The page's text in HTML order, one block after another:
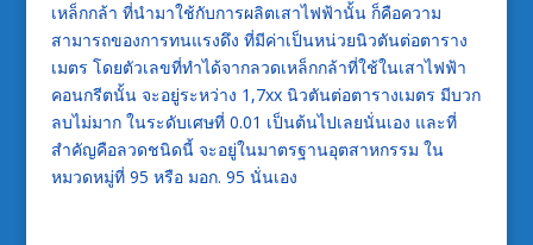
เหล็กกล้า ที่นำมาใช้กับการผลิตเสาไฟฟ้านั้น ก็คือความ
สามารถของการทนแรงดึง ที่มีค่าเป็นหน่วยนิวตันต่อตาราง
เมตร โดยตัวเลขที่ทำได้จากลวดเหล็กกล้าที่ใช้ในเสาไฟฟ้า
คอนกรีตนั้น จะอยู่ระหว่าง 1,7xx นิวตันต่อตารางเมตร มีบวก
ลบไม่มาก ในระดับเศษที่ 0.01 เป็นต้นไปเลยนั่นเอง และที่
สำคัญคือลวดชนิดนี้ จะอยู่ในมาตรฐานอุตสาหกรรม ใน
หมวดหมู่ที่ 95 หรือ มอก. 95 นั่นเอง